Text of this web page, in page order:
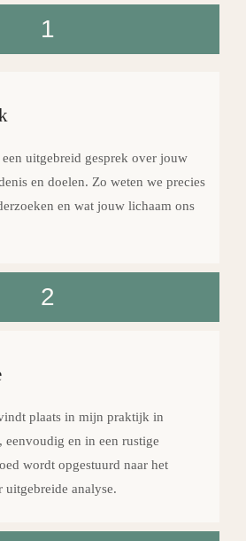
1
uitgebreid gesprek over jouw
en doelen. Zo weten we precies
en wat jouw lichaam ons
2
plaats in mijn praktijk in
eenvoudig en in een rustige
wordt opgestuurd naar het
analyse.